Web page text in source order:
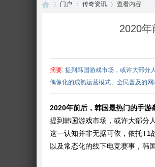
门户 传奇资讯 查看内容
2020年
摘要: 提到韩国游戏市场，或许大部分
偶像化的成熟运营模式、全民普及的
2020年前后，韩国最热门的手游
提到韩国游戏市场，或许大部分
这一认知并非无据可依，依托T1
以及常态化的线下电竞赛事，韩